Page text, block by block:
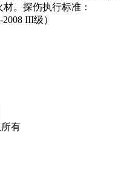
。探伤执行标准：
III级）
有